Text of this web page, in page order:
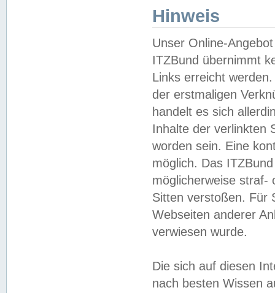
Hinweis
Unser Online-
ITZBund übernimmt
Links erreicht
der erstmaligen
handelt es sich
Inhalte der verlinkten
worden sein. Eine
möglich. Das
möglicherweise straf-
Sitten verstoßen. Für
Webseiten anderer
verwiesen wurde.
Die sich auf diesen
nach besten Wissen